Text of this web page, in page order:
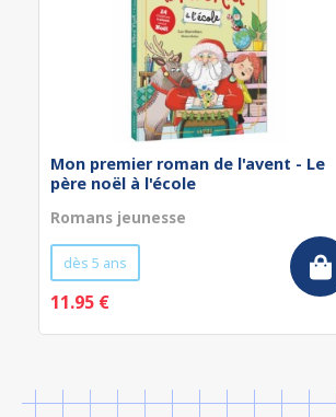
Mon premier roman de l'avent - Le
père noël à l'école
Romans jeunesse
dès 5 ans
11.95 €